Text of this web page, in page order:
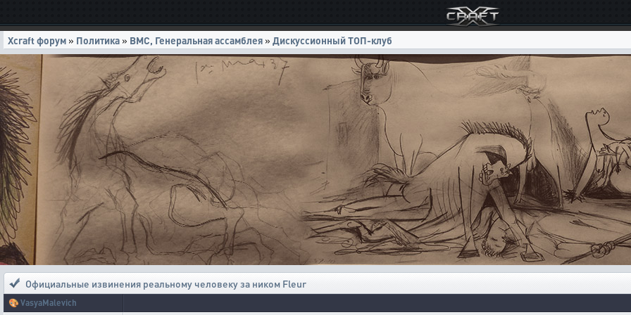
Xcraft форум » Политика » ВМС, Генеральная ассамблея » Дискуссионный ТОП-клуб
Официальные извинения реальному человеку за ником Fleur
🎨 VasyaMalevich